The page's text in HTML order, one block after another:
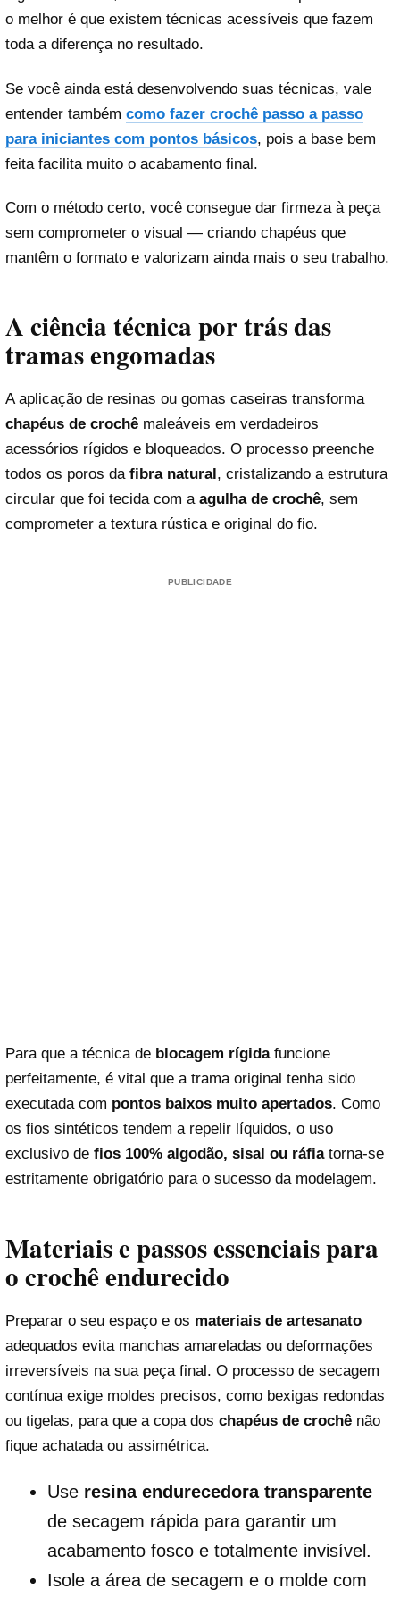
o melhor é que existem técnicas acessíveis que fazem
toda a diferença no resultado.
Se você ainda está desenvolvendo suas técnicas, vale
entender também como fazer crochê passo a passo
para iniciantes com pontos básicos, pois a base bem
feita facilita muito o acabamento final.
Com o método certo, você consegue dar firmeza à peça
sem comprometer o visual — criando chapéus que
mantêm o formato e valorizam ainda mais o seu trabalho.
A ciência técnica por trás das
tramas engomadas
A aplicação de resinas ou gomas caseiras transforma
chapéus de crochê maleáveis em verdadeiros
acessórios rígidos e bloqueados. O processo preenche
todos os poros da fibra natural , cristalizando a estrutura
circular que foi tecida com a agulha de crochê, sem
comprometer a textura rústica e original do fio.
PUBLICIDADE
Para que a técnica de blocagem rígidafuncione
perfeitamente, é vital que a trama original tenha sido
executada com pontos baixos muito apertados. Como
os fios sintéticos tendem a repelir líquidos, o uso
exclusivo de fios 100% algodão, sisal ou ráfiatorna-se
estritamente obrigatório para o sucesso da modelagem.
Materiais e passos essenciais para
o crochê endurecido
Preparar o seu espaço e os materiais de artesanato
adequados evita manchas amareladas ou deformações
irreversíveis na sua peça final. O processo de secagem
contínua exige moldes precisos, como bexigas redondas
ou tigelas, para que a copa dos chapéus de crochê não
fique achatada ou assimétrica.
Use resina endurecedora transparente
de secagem rápida para garantir um
acabamento fosco e totalmente invisível.
Isole a área de secagem e o molde com